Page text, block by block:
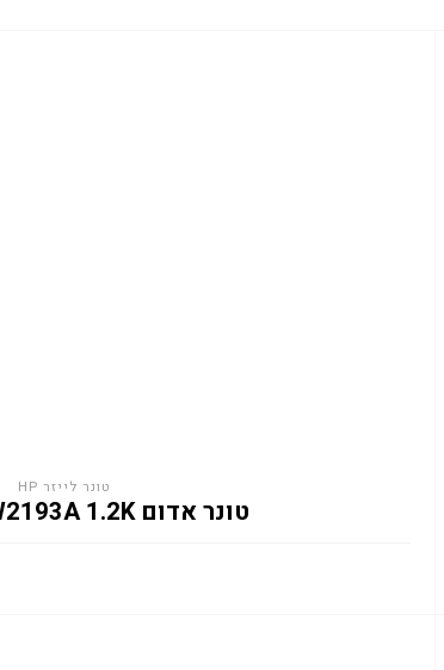
טונר לייזר HP
טונר אדום HP 219A W2193A 1.2K